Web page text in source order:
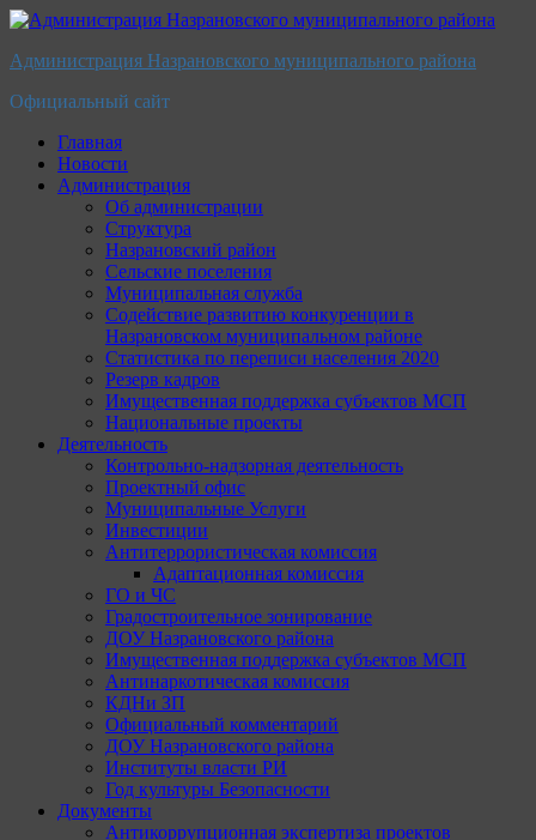
Перейти
содержимому
Администрация Назрановского муниципального района
Официальный сайт
Главная
Новости
Администрация
Об администрации
Структура
Назрановский район
Сельские поселения
Муниципальная служба
Содействие развитию конкуренции в
Назрановском муниципальном районе
Статистика по переписи населения 2020
Резерв кадров
Имущественная поддержка субъектов МСП
Национальные проекты
Деятельность
Контрольно-надзорная деятельность
Проектный офис
Муниципальные Услуги
Инвестиции
Антитеррористическая комиссия
Адаптационная комиссия
ГО и ЧС
Градостроительное зонирование
ДОУ Назрановского района
Имущественная поддержка субъектов МСП
Антинаркотическая комиссия
КДНи ЗП
Официальный комментарий
ДОУ Назрановского района
Институты власти РИ
Год культуры Безопасности
Документы
Антикоррупционная экспертиза проектов